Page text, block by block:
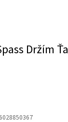
Držím Ťa